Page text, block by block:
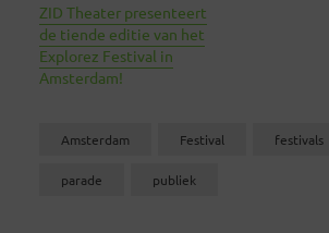
ZID Theater presenteert
de tiende editie van het
Explorez Festival in
Amsterdam!
Amsterdam Festival festivals
parade publiek